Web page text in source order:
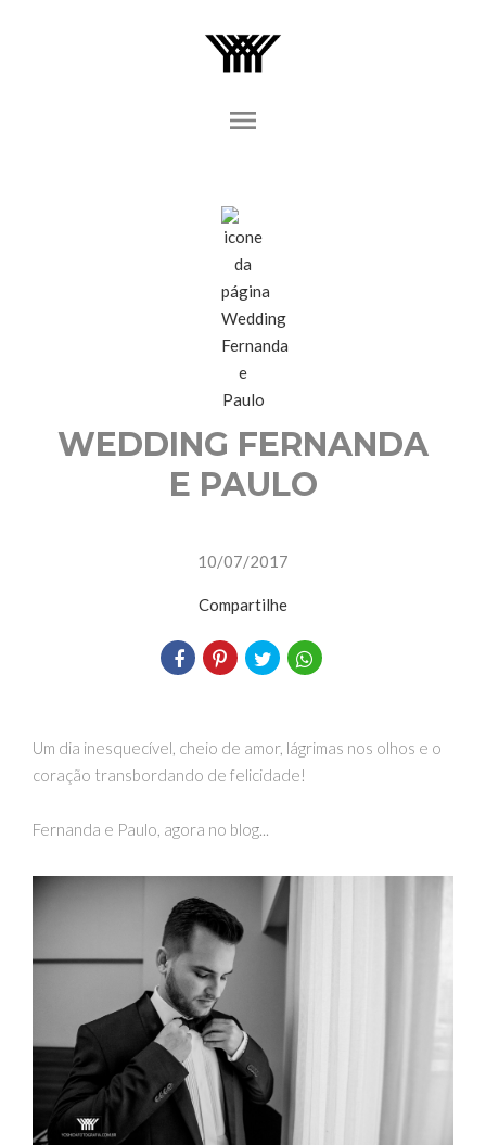
menu
WEDDING FERNANDA
E PAULO
10/07/2017
Compartilhe
Um dia inesquecível, cheio de amor, lágrimas nos olhos e o
coração transbordando de felicidade!
Fernanda e Paulo, agora no blog...